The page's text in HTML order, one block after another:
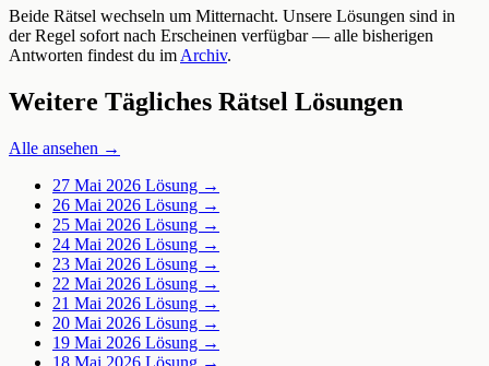
Beide Rätsel wechseln um Mitternacht. Unsere Lösungen sind in
der Regel sofort nach Erscheinen verfügbar — alle bisherigen
Antworten findest du im Archiv.
Weitere Tägliches Rätsel Lösungen
Alle ansehen →
27 Mai 2026 Lösung →
26 Mai 2026 Lösung →
25 Mai 2026 Lösung →
24 Mai 2026 Lösung →
23 Mai 2026 Lösung →
22 Mai 2026 Lösung →
21 Mai 2026 Lösung →
20 Mai 2026 Lösung →
19 Mai 2026 Lösung →
18 Mai 2026 Lösung →